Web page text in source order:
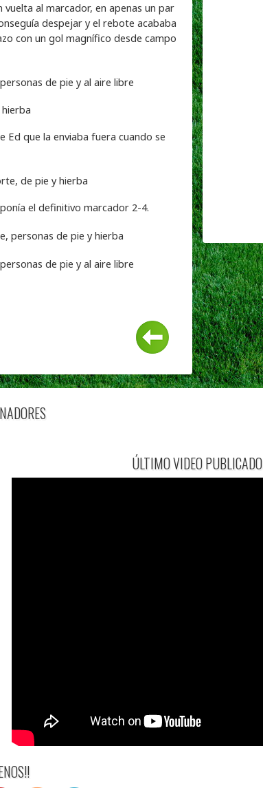
al marcador, en apenas un par
despejar y el rebote acababa
con un gol magnífico desde campo
Ed que la enviaba fuera cuando se
el definitivo marcador 2-4.
ÚLTIMO VIDEO PUBLICADO